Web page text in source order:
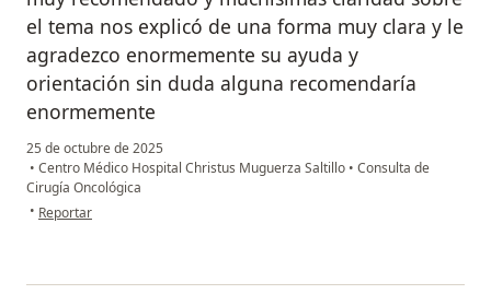
el tema nos explicó de una forma muy clara y le
agradezco enormemente su ayuda y
orientación sin duda alguna recomendaría
enormemente
25 de octubre de 2025
• Centro Médico Hospital Christus Muguerza Saltillo • Consulta de
Cirugía Oncológica
• en opinión del usuario Jessica Espinosa
Reportar